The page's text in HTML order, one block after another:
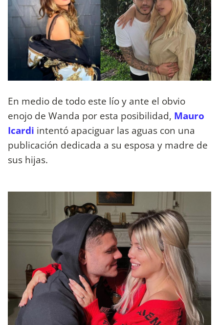
En medio de todo este lío y ante el obvio
enojo de Wanda por esta posibilidad, Mauro
Icardi intentó apaciguar las aguas con una
publicación dedicada a su esposa y madre de
sus hijas.